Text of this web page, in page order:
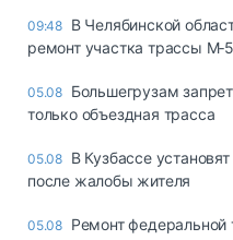
09:48 В Челябинской
ремонт участка трассы
05.08 Большегрузам
только объездная трасса
05.08 В Кузбассе
после жалобы жителя
05.08 Ремонт